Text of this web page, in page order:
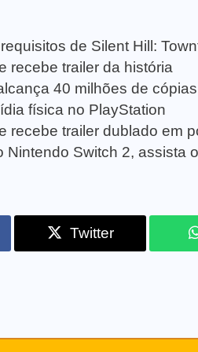
de Silent Hill:
recebe trailer da história
40 milhões de
física no PlayStation
recebe trailer dublado em
Nintendo Switch 2, assista
Twitter